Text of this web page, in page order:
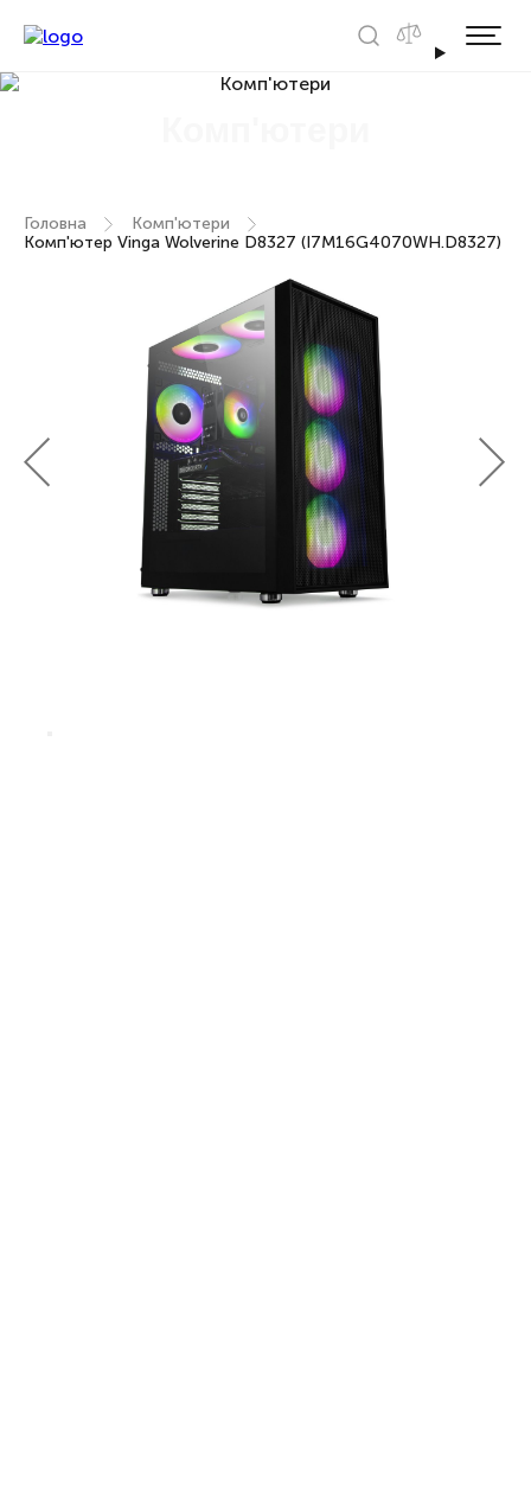
Головна
Комп'ютери
Комп'ютер Vinga Wolverine D8327 (I7M16G4070WH.D8327)